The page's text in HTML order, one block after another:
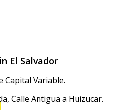
El Salvador
Capital Variable.
Calle Antigua a Huizucar.